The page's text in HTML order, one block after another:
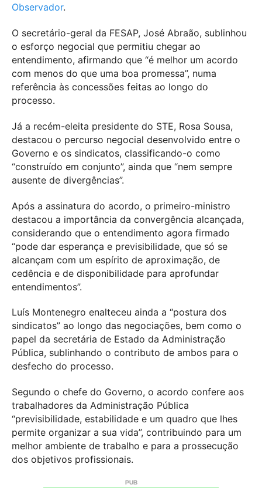
Observador.
O secretário-geral da FESAP, José Abraão, sublinhou
o esforço negocial que permitiu chegar ao
entendimento, afirmando que “é melhor um acordo
com menos do que uma boa promessa”, numa
referência às concessões feitas ao longo do
processo.
Já a recém-eleita presidente do STE, Rosa Sousa,
destacou o percurso negocial desenvolvido entre o
Governo e os sindicatos, classificando-o como
“construído em conjunto”, ainda que “nem sempre
ausente de divergências”.
Após a assinatura do acordo, o primeiro-ministro
destacou a importância da convergência alcançada,
considerando que o entendimento agora firmado
“pode dar esperança e previsibilidade, que só se
alcançam com um espírito de aproximação, de
cedência e de disponibilidade para aprofundar
entendimentos”.
Luís Montenegro enalteceu ainda a “postura dos
sindicatos” ao longo das negociações, bem como o
papel da secretária de Estado da Administração
Pública, sublinhando o contributo de ambos para o
desfecho do processo.
Segundo o chefe do Governo, o acordo confere aos
trabalhadores da Administração Pública
“previsibilidade, estabilidade e um quadro que lhes
permite organizar a sua vida”, contribuindo para um
melhor ambiente de trabalho e para a prossecução
dos objetivos profissionais.